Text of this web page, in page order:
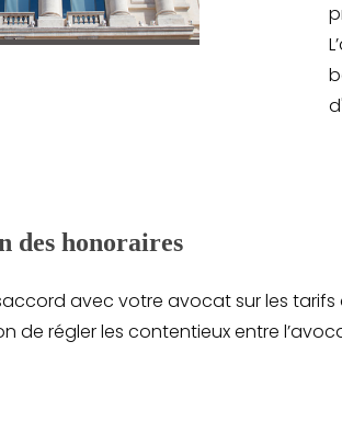
des honoraires
avec votre avocat sur les
de régler les contentieux entre